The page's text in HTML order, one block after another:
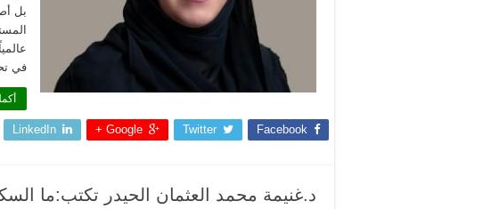
بل
في
Facebook
Twitter
Google +
LinkedIn
د.غنيمة محمد العثمان الحيدر تكتب:ما